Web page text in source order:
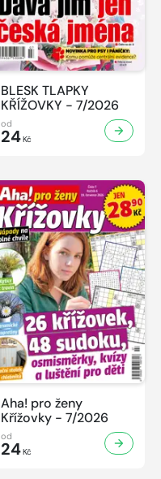
BLESK TLAPKY
KŘÍŽOVKY - 7/2026
od
24Kč
Aha! pro ženy
Křížovky - 7/2026
od
24Kč